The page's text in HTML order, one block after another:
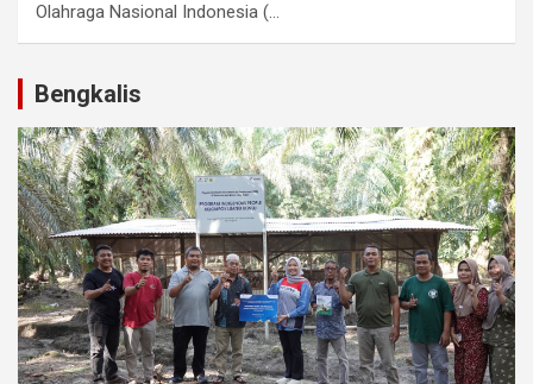
Olahraga Nasional Indonesia (...
Bengkalis